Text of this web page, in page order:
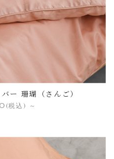
ー 珊瑚（さんご）
(税込) ～